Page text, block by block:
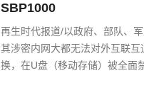
SBP1000
再生时代报道/以政府、部队、
其涉密内网大都无法对外互联
换，在U盘（移动存储）被全面